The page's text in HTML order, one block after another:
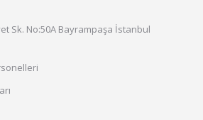
Sk. No:50A Bayrampaşa İstanbul